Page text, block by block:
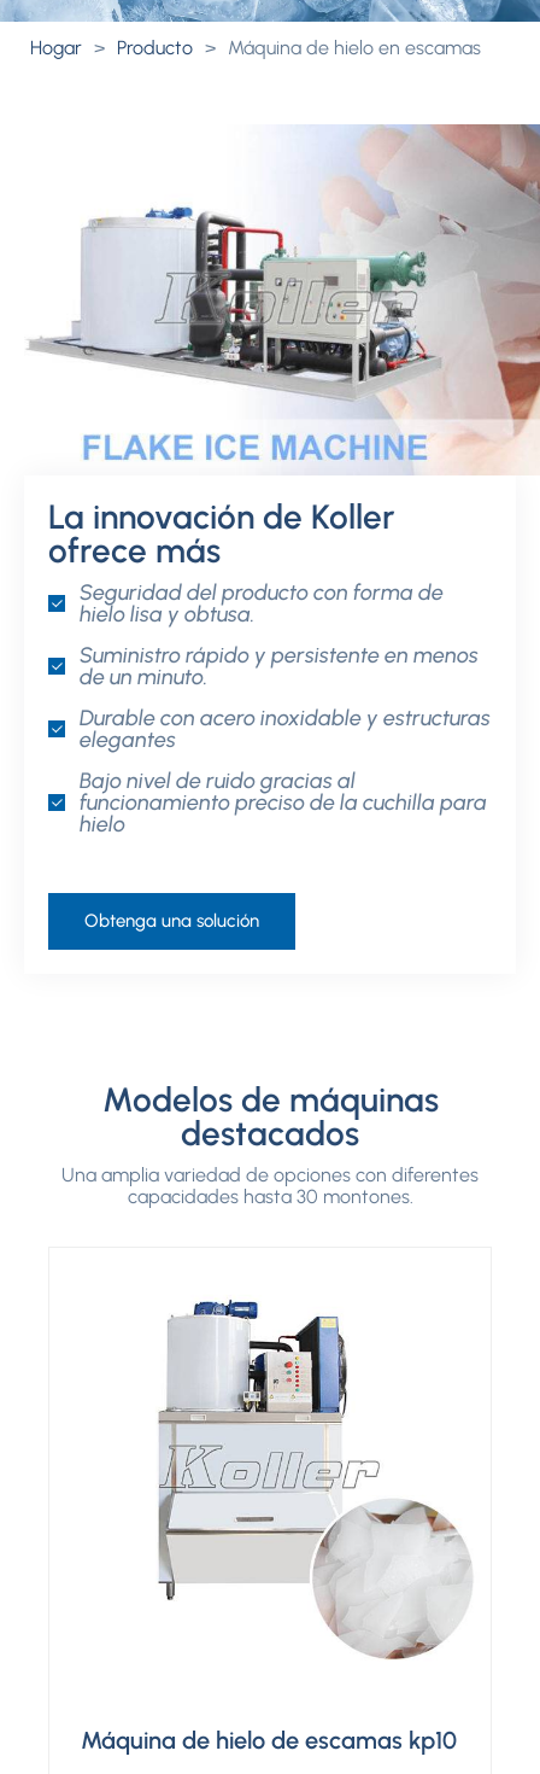
Hogar > Producto > Máquina de hielo en escamas
La innovación de Koller
ofrece más
Seguridad del producto con forma de
hielo lisa y obtusa.
Suministro rápido y persistente en menos
de un minuto.
Durable con acero inoxidable y estructuras
elegantes
Bajo nivel de ruido gracias al
funcionamiento preciso de la cuchilla para
hielo
Obtenga una solución
Modelos de máquinas
destacados
Una amplia variedad de opciones con diferentes
capacidades hasta 30 montones.
Máquina de hielo de escamas kp10